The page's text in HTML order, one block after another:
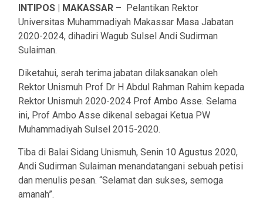
INTIPOS | MAKASSAR –
Pelantikan Rektor
Universitas Muhammadiyah Makassar Masa Jabatan
2020-2024, dihadiri Wagub Sulsel Andi Sudirman
Sulaiman.
Diketahui, serah terima jabatan dilaksanakan oleh
Rektor Unismuh Prof Dr H Abdul Rahman Rahim kepada
Rektor Unismuh 2020-2024 Prof Ambo Asse. Selama
ini, Prof Ambo Asse dikenal sebagai Ketua PW
Muhammadiyah Sulsel 2015-2020.
Tiba di Balai Sidang Unismuh, Senin 10 Agustus 2020,
Andi Sudirman Sulaiman menandatangani sebuah petisi
dan menulis pesan. “Selamat dan sukses, semoga
amanah”.